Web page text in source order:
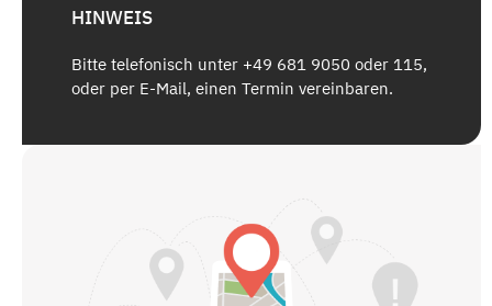
HINWEIS
Bitte telefonisch unter +49 681 9050 oder 115,
oder per E-Mail, einen Termin vereinbaren.